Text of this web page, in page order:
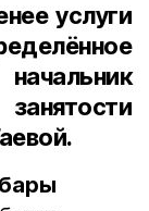
услуги
начальник
.
бары